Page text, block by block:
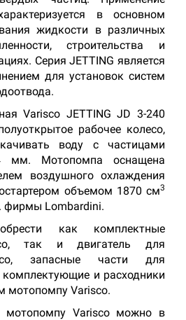
в основном
жидкости в различных
строительства и
Серия JETTING является
для установок систем
Varisco JETTING JD 3-240
рабочее колесо,
воду с частицами
мм. Мотопомпа оснащена
воздушного охлаждения
объемом 1870 см3
фирмы Lombardini.
как комплектные
так и двигатель для
запасные части для
и расходники
мотопомпу Varisco.
мотопомпу Varisco можно в